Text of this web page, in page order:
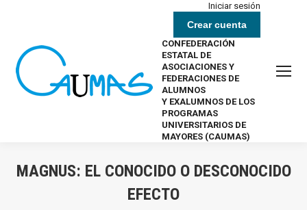
Iniciar sesión
Crear cuenta
CONFEDERACIÓN
ESTATAL DE
ASOCIACIONES Y
FEDERACIONES DE
ALUMNOS
Y EXALUMNOS DE LOS
PROGRAMAS
UNIVERSITARIOS DE
MAYORES (CAUMAS)
MAGNUS: EL CONOCIDO O DESCONOCIDO
EFECTO